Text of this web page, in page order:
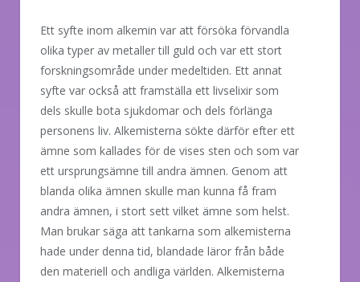
Ett syfte inom alkemin var att försöka förvandla
olika typer av metaller till guld och var ett stort
forskningsområde under medeltiden. Ett annat
syfte var också att framställa ett livselixir som
dels skulle bota sjukdomar och dels förlänga
personens liv. Alkemisterna sökte därför efter ett
ämne som kallades för de vises sten och som var
ett ursprungsämne till andra ämnen. Genom att
blanda olika ämnen skulle man kunna få fram
andra ämnen, i stort sett vilket ämne som helst.
Man brukar säga att tankarna som alkemisterna
hade under denna tid, blandade läror från både
den materiell och andliga världen. Alkemisterna